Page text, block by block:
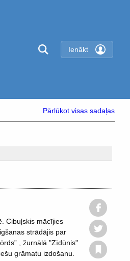
Ienākt
Pārlūkot visas sadaļas
Cibuļskis mācījies
strādājis par
, žurnālā "Zīdūnis"
grāmatu izdošanu.